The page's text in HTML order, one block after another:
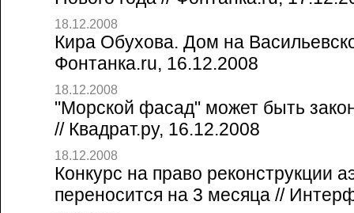
18.12.2008
Кира Обухова. Дом на
Фонтанка.ru, 16.12.2008
18.12.2008
"Морской фасад" может быть
// Квадрат.ру, 16.12.2008
18.12.2008
Конкурс на право реконструкции
переносится на 3 месяца //